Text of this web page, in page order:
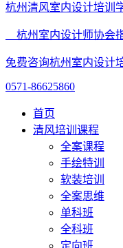
杭州清风室内设计培训
杭州室内设计师协会
免费咨询杭州室内设计
0571-86625860
首页
清风培训课程
全案课程
手绘特训
软装培训
全案思维
单科班
全科班
定向班